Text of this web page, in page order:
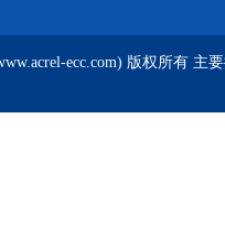
ecc.com) 版权所有 主